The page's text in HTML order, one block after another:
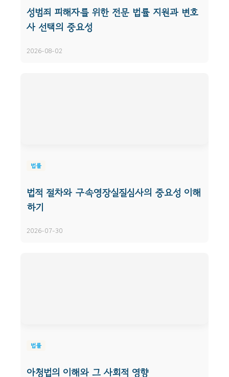
성범죄 피해자를 위한 전문 법률 지원과 변호
사 선택의 중요성
2026-08-02
법률
법적 절차와 구속영장실질심사의 중요성 이해
하기
2026-07-30
법률
아청법의 이해와 그 사회적 영향